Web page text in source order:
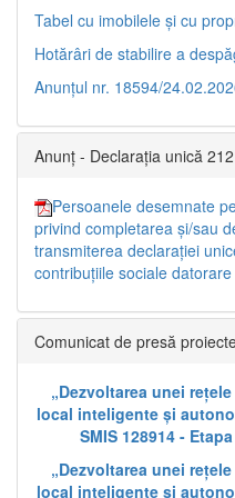
Tabel cu imobilele și cu
Hotărâri de stabilire a
Anunțul nr. 18594/
Anunț - Declarația unică 212
Persoanele desemnate
privind completarea și/sau
transmiterea declarației
contribuțiile sociale
Comunicat de presă
„Dezvoltarea unei
local inteligente și
SMIS 128914 -
„Dezvoltarea unei
local inteligente și